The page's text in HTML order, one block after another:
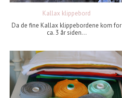
Kallax klippebord
Da de fine Kallax klippebordene kom for
ca. 3 år siden...